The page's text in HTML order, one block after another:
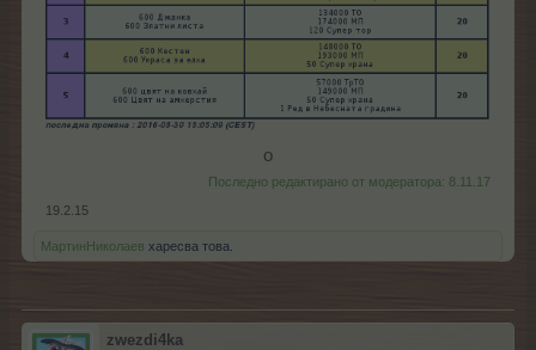
о​
Последно редактирано от модератора: 8.11.17
19.2.15
МартинНиколаев харесва това.
zwezdi4ka